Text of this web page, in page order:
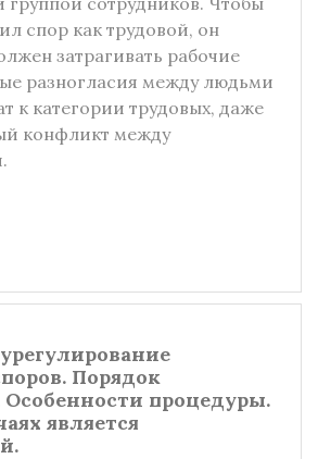
спор как трудовой, он
затрагивать рабочие
разногласия между людьми
к категории трудовых, даже
конфликт между
Порядок
Особенности процедуры.
является